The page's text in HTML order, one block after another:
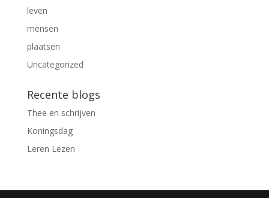
leven
mensen
plaatsen
Uncategorized
Recente blogs
Thee en schrijven
Koningsdag
Leren Lezen